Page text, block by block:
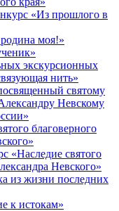
«Из прошлого в
моя!»
экскурсионных
нить»
святому
Невскому
благоверного
«Наследие святого
Невского»
из жизни последних
к истокам»